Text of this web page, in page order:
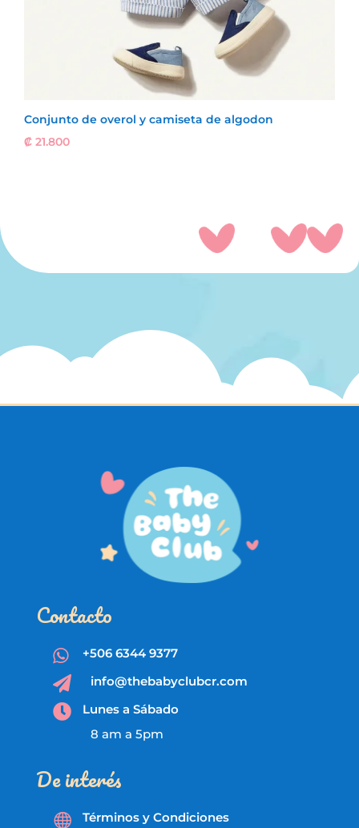
Conjunto de overol y camiseta de algodon
₡ 21.800
Contacto
 +506 6344 9377
 info@thebabyclubcr.com

Lunes a Sábado
8 am a 5pm
De interés
 Términos y Condiciones